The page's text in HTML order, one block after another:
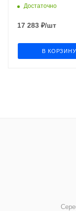
Достаточно
17 283 ₽/шт
В КОРЗИНУ